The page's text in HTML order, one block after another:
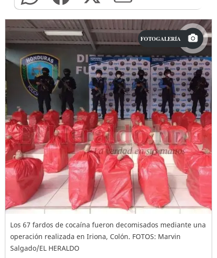
FOTOGALERÍA
Los 67 fardos de cocaína fueron decomisados mediante una
operación realizada en Iriona, Colón. FOTOS: Marvin
Salgado/EL HERALDO